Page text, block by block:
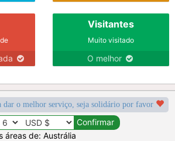
Visitantes
Muito visitado
O melhor
dar o melhor serviço, seja solidário por favor
áreas de: Austrália